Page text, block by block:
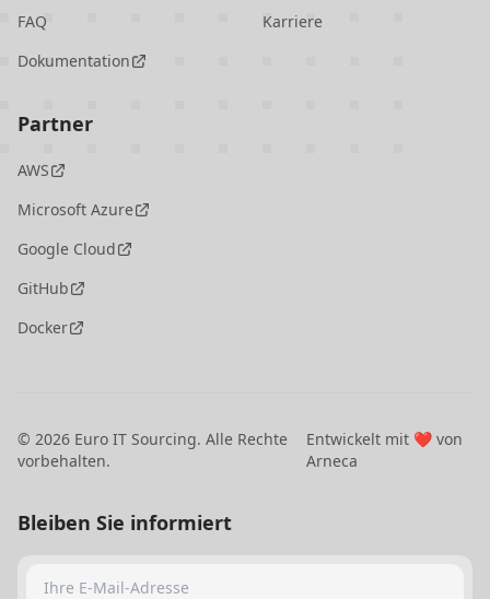
FAQ
Dokumentation
Karriere
Partner
AWS
Microsoft Azure
Google Cloud
GitHub
Docker
© 2026 Euro IT Sourcing. Alle Rechte
vorbehalten.
Entwickelt mit ❤️ von
Arneca
Bleiben Sie informiert
Ihre E-Mail-Adresse